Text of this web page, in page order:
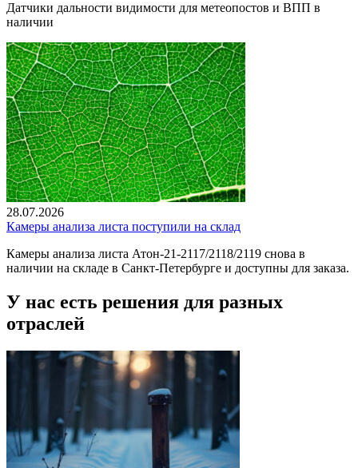
Датчики дальности видимости для метеопостов и ВПП в
наличии
28.07.2026
Камеры анализа листа поступили на склад
Камеры анализа листа Атон-21-2117/2118/2119 снова в
наличии на складе в Санкт-Петербурге и доступны для заказа.
У нас есть решения для разных
отраслей